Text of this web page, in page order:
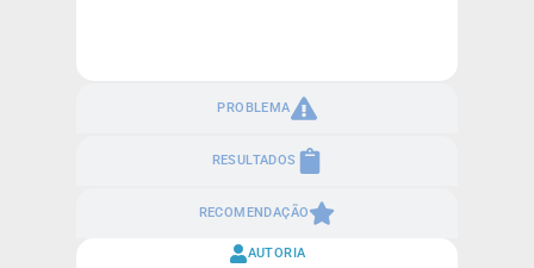
PROBLEMA
RESULTADOS
RECOMENDAÇÃO
AUTORIA